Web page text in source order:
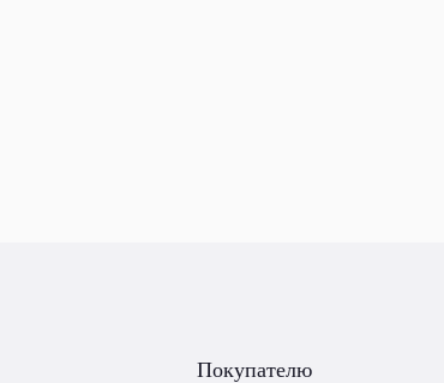
Покупателю